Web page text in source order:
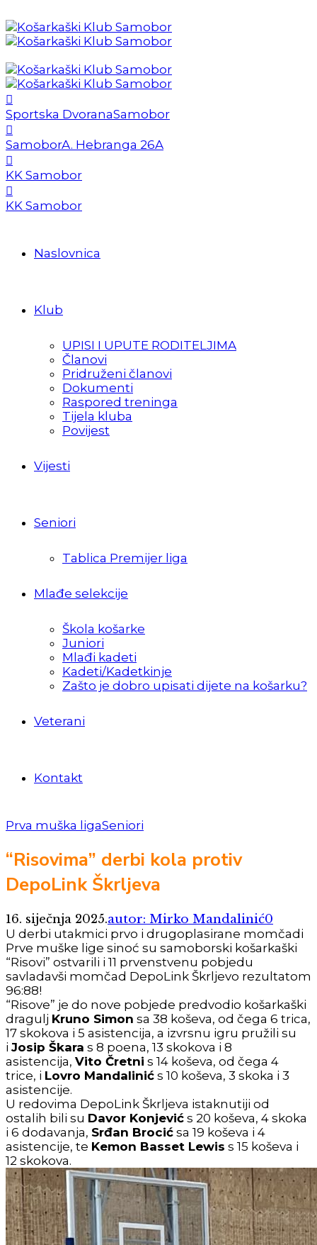
Sportska DvoranaSamobor
SamoborA. Hebranga 26A
KK Samobor
KK Samobor
Naslovnica
Klub
UPISI I UPUTE RODITELJIMA
Članovi
Pridruženi članovi
Dokumenti
Raspored treninga
Tijela kluba
Povijest
Vijesti
Seniori
Tablica Premijer liga
Mlađe selekcije
Škola košarke
Juniori
Mlađi kadeti
Kadeti/Kadetkinje
Zašto je dobro upisati dijete na košarku?
Veterani
Kontakt
Prva muška ligaSeniori
“Risovima” derbi kola protiv
DepoLink Škrljeva
16. siječnja 2025.autor: Mirko Mandalinić0
U derbi utakmici prvo i drugoplasirane momčadi
Prve muške lige sinoć su samoborski košarkaški
“Risovi” ostvarili i 11 prvenstvenu pobjedu
savladavši momčad DepoLink Škrljevo rezultatom
96:88!
“Risove” je do nove pobjede predvodio košarkaški
dragulj Kruno Simon sa 38 koševa, od čega 6 trica,
17 skokova i 5 asistencija, a izvrsnu igru pružili su
i Josip Škara s 8 poena, 13 skokova i 8
asistencija, Vito Čretni s 14 koševa, od čega 4
trice, i Lovro Mandalinić s 10 koševa, 3 skoka i 3
asistencije.
U redovima DepoLink Škrljeva istaknutiji od
ostalih bili su Davor Konjević s 20 koševa, 4 skoka
i 6 dodavanja, Srđan Brocić sa 19 koševa i 4
asistencije, te Kemon Basset Lewis s 15 koševa i
12 skokova.